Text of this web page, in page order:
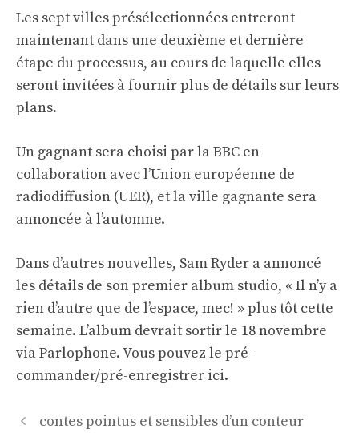
Les sept villes présélectionnées entreront
maintenant dans une deuxième et dernière
étape du processus, au cours de laquelle elles
seront invitées à fournir plus de détails sur leurs
plans.
Un gagnant sera choisi par la BBC en
collaboration avec l’Union européenne de
radiodiffusion (UER), et la ville gagnante sera
annoncée à l’automne.
Dans d’autres nouvelles, Sam Ryder a annoncé
les détails de son premier album studio, « Il n’y a
rien d’autre que de l’espace, mec! » plus tôt cette
semaine. L’album devrait sortir le 18 novembre
via Parlophone.Vous pouvez le pré-
commander/pré-enregistrer ici.
Navigation
contes pointus et sensibles d’un conteur